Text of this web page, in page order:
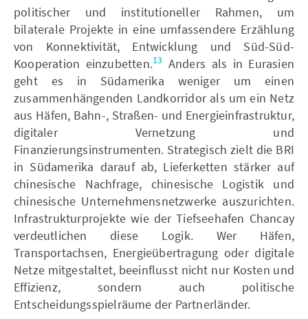
politischer und institutioneller Rahmen, um
bilaterale Projekte in eine umfassendere Erzählung
von Konnektivität, Entwicklung und Süd-Süd-
Kooperation einzubetten.13 Anders als in Eurasien
geht es in Südamerika weniger um einen
zusammenhängenden Landkorridor als um ein Netz
aus Häfen, Bahn-, Straßen- und Energieinfrastruktur,
digitaler Vernetzung und
Finanzierungsinstrumenten. Strategisch zielt die BRI
in Südamerika darauf ab, Lieferketten stärker auf
chinesische Nachfrage, chinesische Logistik und
chinesische Unternehmensnetzwerke auszurichten.
Infrastrukturprojekte wie der Tiefseehafen Chancay
verdeutlichen diese Logik. Wer Häfen,
Transportachsen, Energieübertragung oder digitale
Netze mitgestaltet, beeinflusst nicht nur Kosten und
Effizienz, sondern auch politische
Entscheidungsspielräume der Partnerländer.